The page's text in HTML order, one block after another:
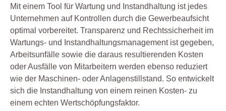
Mit einem Tool für Wartung und Instandhaltung ist jedes
Unternehmen auf Kontrollen durch die Gewerbeaufsicht
optimal vorbereitet. Transparenz und Rechtssicherheit im
Wartungs- und Instandhaltungsmanagement ist gegeben,
Arbeitsunfälle sowie die daraus resultierenden Kosten
oder Ausfälle von Mitarbeitern werden ebenso reduziert
wie der Maschinen- oder Anlagenstillstand. So entwickelt
sich die Instandhaltung von einem reinen Kosten- zu
einem echten Wertschöpfungsfaktor.